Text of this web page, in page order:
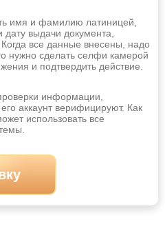
имя и фамилию латиницей,
выдачи документа,
все данные внесены, надо
нужно сделать селфи камерой
и подтвердить действие.
информации,
аккаунт верифицируют. Как
использовать все
Балаково
Батайск
Бийск
Братск
Владикавказ